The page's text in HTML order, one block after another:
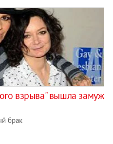
взрыва" вышла замуж
брак